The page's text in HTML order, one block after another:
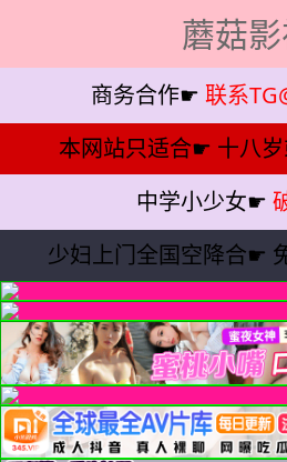
蘑菇
商务合作☛ 联系
本网站只适合☛ 十八
中学小少女☛
少妇上门全国空降合☛